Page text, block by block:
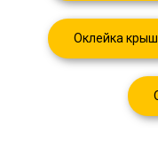
Оклейка